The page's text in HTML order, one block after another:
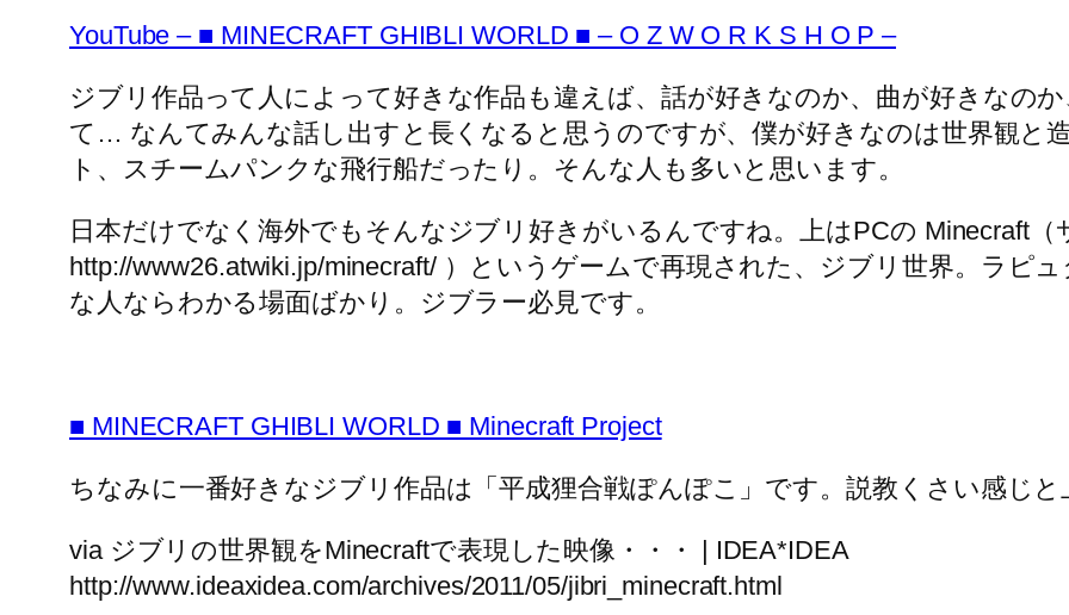
YouTube – ■ MINECRAFT GHIBLI WORLD ■ – O Z W O R K S H O P –
ジブリ作品って人によって好きな作品も違えば、話が好きなのか、曲が好きなの
て… なんてみんな話し出すと長くなると思うのですが、僕が好きなのは世界観と
ト、スチームパンクな飛行船だったり。そんな人も多いと思います。
日本だけでなく海外でもそんなジブリ好きがいるんですね。上はPCの Minecraft
http://www26.atwiki.jp/minecraft/ ）というゲームで再現された、ジブリ世界。ラピ
な人ならわかる場面ばかり。ジブラー必見です。
■ MINECRAFT GHIBLI WORLD ■ Minecraft Project
ちなみに一番好きなジブリ作品は「平成狸合戦ぽんぽこ」です。説教くさい感じ
via ジブリの世界観をMinecraftで表現した映像・・・ | IDEA*IDEA
http://www.ideaxidea.com/archives/2011/05/jibri_minecraft.html